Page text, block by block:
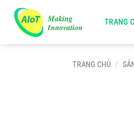
Chuyển
dung
TRANG
TRANG CHỦ /